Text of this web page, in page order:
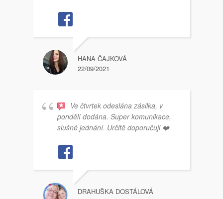
HANA ČAJKOVÁ
22/09/2021
Ve čtvrtek odeslána zásilka, v
pondělí dodána. Super komunikace,
slušné jednání. Určitě doporučuji ❤️
DRAHUŠKA DOSTÁLOVÁ